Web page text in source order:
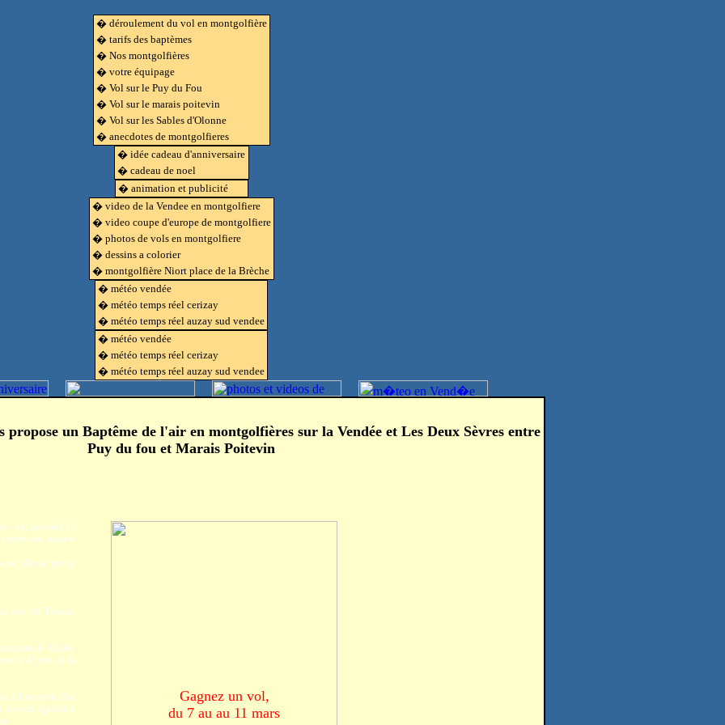
� déroulement du vol en montgolfière
� tarifs des baptèmes
� Nos montgolfières
� votre équipage
� Vol sur le Puy du Fou
� Vol sur le marais poitevin
� Vol sur les Sables d'Olonne
� anecdotes de montgolfieres
� idée cadeau d'anniversaire
� cadeau de noel
� animation et publicité
� video de la Vendee en montgolfiere
� video coupe d'europe de montgolfiere
� photos de vols en montgolfiere
� dessins a colorier
� montgolfière Niort place de la Brèche
� météo vendée
� météo temps réel cerizay
� météo temps réel auzay sud vendee
� météo vendée
� météo temps réel cerizay
� météo temps réel auzay sud vendee
propose un Baptême de l'airen montgolfières sur la Vendée et Les Deux Sèvres entre
Puy du fou et Marais Poitevin
l’air, survolez Le
bas, taquine
aller au gré du
son fils Thomas
de Cholet.
à 45 mn de la
à l'occasion d'un
également
Gagnez un vol,
du 7 au au 11 mars